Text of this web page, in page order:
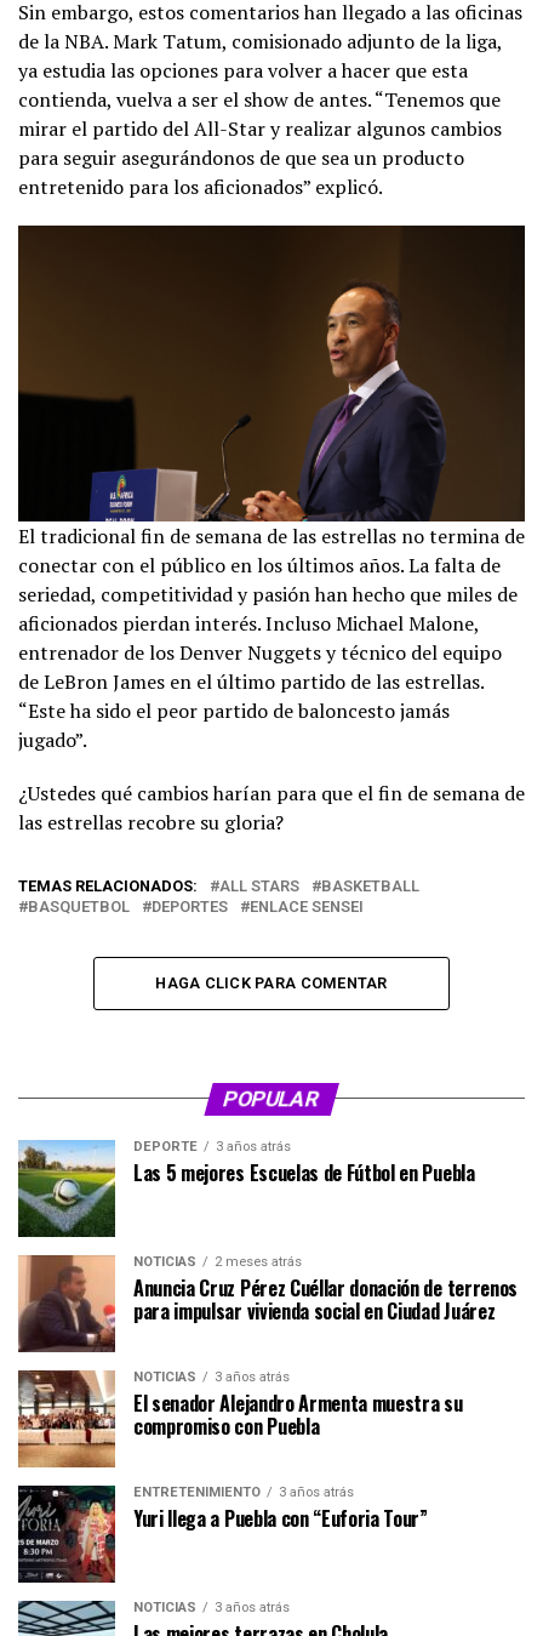
Sin embargo, estos comentarios han llegado a las oficinas
de la NBA. Mark Tatum, comisionado adjunto de la liga,
ya estudia las opciones para volver a hacer que esta
contienda, vuelva a ser el show de antes. “Tenemos que
mirar el partido del All-Star y realizar algunos cambios
para seguir asegurándonos de que sea un producto
entretenido para los aficionados” explicó.
El tradicional fin de semana de las estrellas no termina de
conectar con el público en los últimos años. La falta de
seriedad, competitividad y pasión han hecho que miles de
aficionados pierdan interés. Incluso Michael Malone,
entrenador de los Denver Nuggets y técnico del equipo
de LeBron James en el último partido de las estrellas.
“Este ha sido el peor partido de baloncesto jamás
jugado”.
¿Ustedes qué cambios harían para que el fin de semana de
las estrellas recobre su gloria?
TEMAS RELACIONADOS: ALL STARS
BASKETBALL
BASQUETBOL
DEPORTES ENLACE SENSEI
HAGA CLICK PARA COMENTAR
POPULAR
DEPORTE 3 años atrás
Las 5 mejores Escuelas de Fútbol en Puebla
NOTICIAS 2 meses atrás
Anuncia Cruz Pérez Cuéllar donación de terrenos
para impulsar vivienda social en Ciudad Juárez
NOTICIAS 3 años atrás
El senador Alejandro Armenta muestra su
compromiso con Puebla
ENTRETENIMIENTO 3 años atrás
Yuri llega a Puebla con “Euforia Tour”
NOTICIAS 3 años atrás